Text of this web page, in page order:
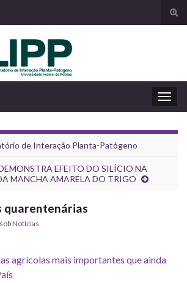
for:
de Interação Planta-Patógeno
EFEITO DO SILÍCIO NA
MANCHA AMARELA DO TRIGO
quarentenárias
Notícias
agrícolas mais importantes que ainda